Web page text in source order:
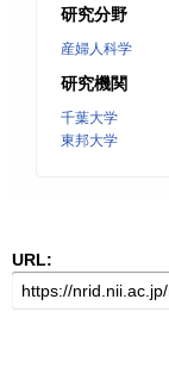
研究分野
産婦人科学
研究機関
千葉大学
東邦大学
URL: